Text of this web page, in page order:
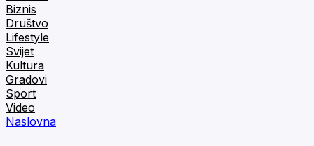
Biznis
Društvo
Lifestyle
Svijet
Kultura
Gradovi
Sport
Video
Naslovna